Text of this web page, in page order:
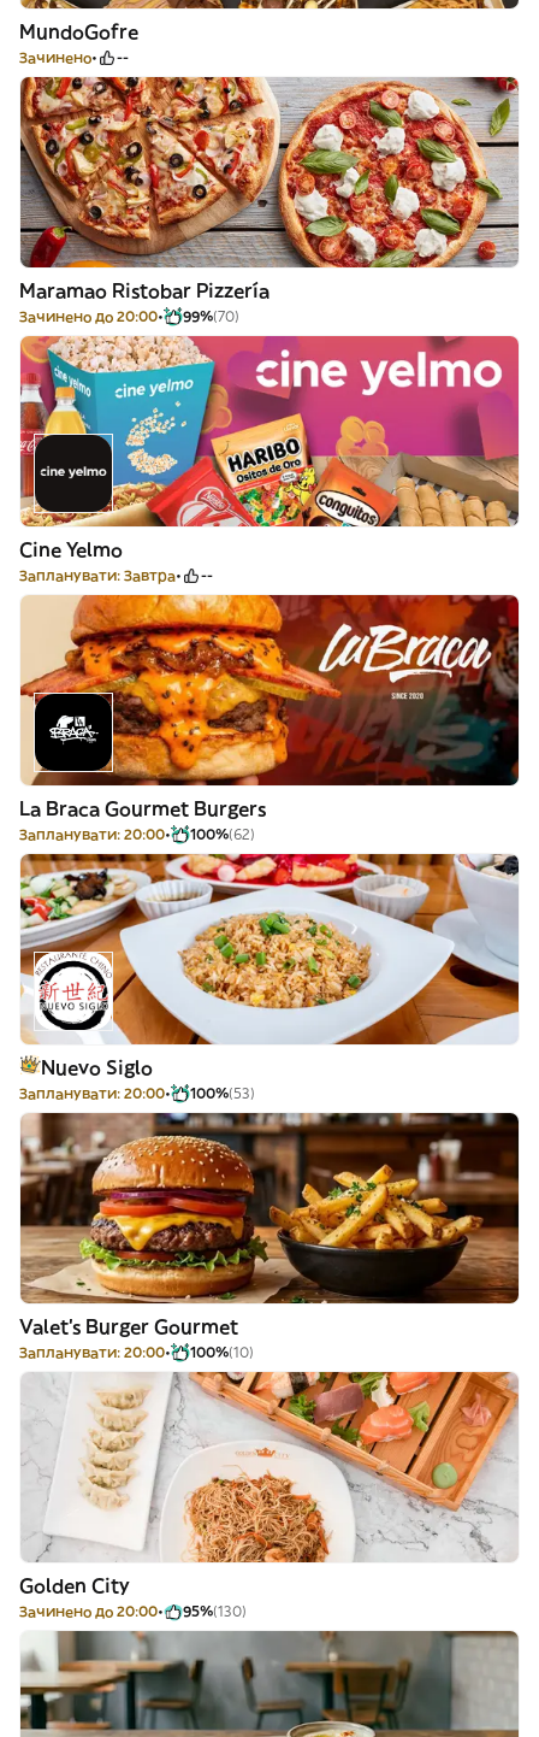
MundoGofre
Зачинено --
Maramao Ristobar Pizzería
Зачинено до 20:00 99%(70)
Cine Yelmo
Запланувати: Завтра --
La Braca Gourmet Burgers
Запланувати: 20:00 100%(62)
Nuevo Siglo
Запланувати: 20:00 100%(53)
Valet's Burger Gourmet
Запланувати: 20:00 100%(10)
Golden City
Зачинено до 20:00 95%(130)